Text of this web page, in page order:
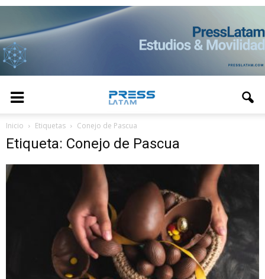
Inicio Etiquetas Conejo de Pascua
Etiqueta: Conejo de Pascua